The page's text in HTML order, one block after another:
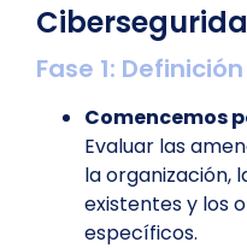
Fase 1:
Comencemos
Evaluar las
la organización,
existentes y los
específicos.